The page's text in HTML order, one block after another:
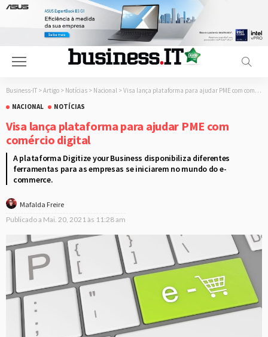
Business-IT > Artigo > Notícias > Nacional > Visa lança plataforma para ajudar PME com comércio digital
NACIONAL
NOTÍCIAS
Visa lança plataforma para ajudar PME com
comércio digital
A plataforma Digitize your Business disponibiliza diferentes
ferramentas para as empresas se iniciarem no mundo do e-
commerce.
Mafalda Freire
Publicado a Mai. 20, 2021 às 11:28 am